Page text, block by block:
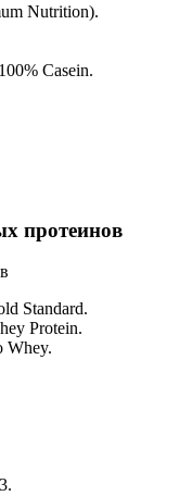
Nutrition).
Casein.
протеинов
Standard.
Protein.
Whey.